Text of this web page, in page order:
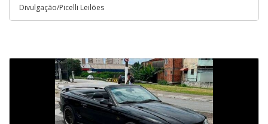
Divulgação/Picelli Leilões